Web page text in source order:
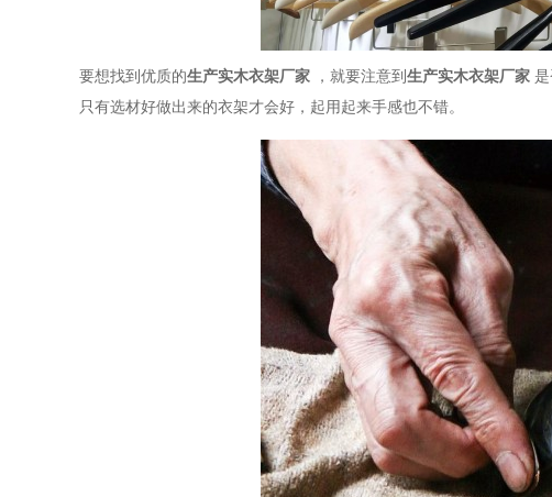
要想找到优质的生产实木衣架厂家 ，就要注意到 生产实木衣架厂家
只有选材好做出来的衣架才会好，起用起来手感也不错。